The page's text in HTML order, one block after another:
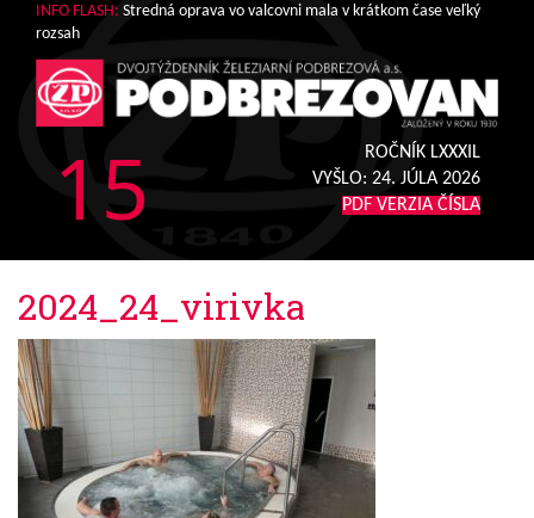
INFO FLASH: Stredná oprava vo valcovni mala v krátkom čase veľký
rozsah
15
ROČNÍK LXXXIL
VYŠLO: 24. JÚLA 2026
PDF VERZIA ČÍSLA
2024_24_virivka